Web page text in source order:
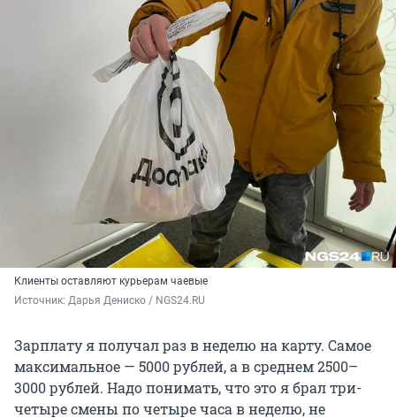
Клиенты оставляют курьерам чаевые
Источник: Дарья Дениско / NGS24.RU
Зарплату я получал раз в неделю на карту. Самое
максимальное — 5000 рублей, а в среднем 2500–
3000 рублей. Надо понимать, что это я брал три-
четыре смены по четыре часа в неделю, не